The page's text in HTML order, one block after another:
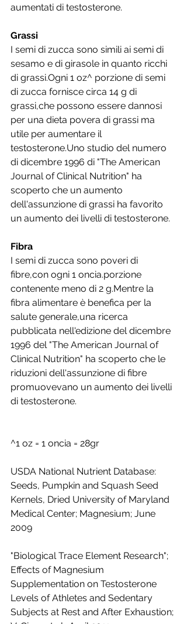
aumentati di testosterone.
Grassi
I semi di zucca sono simili ai semi di
sesamo e di girasole in quanto ricchi
di grassi.Ogni 1 oz^ porzione di semi
di zucca fornisce circa 14 g di
grassi,che possono essere dannosi
per una dieta povera di grassi ma
utile per aumentare il
testosterone.Uno studio del numero
di dicembre 1996 di "The American
Journal of Clinical Nutrition" ha
scoperto che un aumento
dell'assunzione di grassi ha favorito
un aumento dei livelli di testosterone.
Fibra
I semi di zucca sono poveri di
fibre,con ogni 1 oncia.porzione
contenente meno di 2 g.Mentre la
fibra alimentare è benefica per la
salute generale,una ricerca
pubblicata nell'edizione del dicembre
1996 del "The American Journal of
Clinical Nutrition" ha scoperto che le
riduzioni dell'assunzione di fibre
promuovevano un aumento dei livelli
di testosterone.
^1 oz = 1 oncia = 28gr
USDA National Nutrient Database:
Seeds, Pumpkin and Squash Seed
Kernels, Dried University of Maryland
Medical Center; Magnesium; June
2009
"Biological Trace Element Research";
Effects of Magnesium
Supplementation on Testosterone
Levels of Athletes and Sedentary
Subjects at Rest and After Exhaustion;